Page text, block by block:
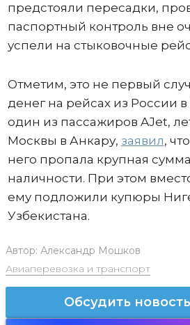
предстояли пересадки,
паспортный контроль вне
успели на стыковочные
Отметим, это не первый
денег на рейсах из России
один из пассажиров AJet,
Москвы в Анкару, заявил,
него пропала крупная
наличности. При этом
ему подложили купюры
Узбекистана.
Автор: Александр Мошков
Авиаперевозка и транспорт
Обсудить новость